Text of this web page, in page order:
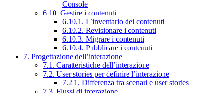
Console
6.10. Gestire i contenuti
6.10.1. L’inventario dei contenuti
6.10.2. Revisionare i contenuti
6.10.3. Migrare i contenuti
6.10.4. Pubblicare i contenuti
7. Progettazione dell’interazione
7.1. Caratteristiche dell’interazione
7.2. User stories per definire l’interazione
7.2.1. Differenza tra scenari e user stories
7.3. Flussi di interazione